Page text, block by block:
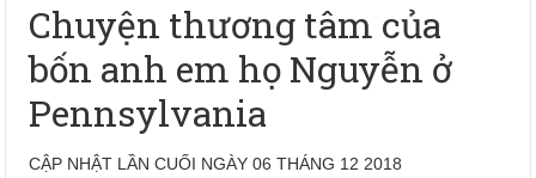
Chuyện thương tâm của
bốn anh em họ Nguyễn ở
Pennsylvania
CẬP NHẬT LẦN CUỐI NGÀY 06 THÁNG 12 2018